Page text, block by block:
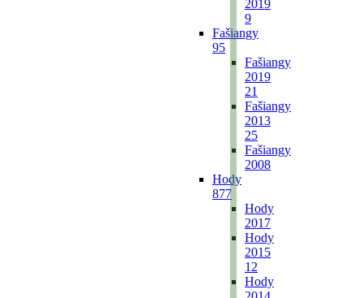
2019
9
Fašiangy
95
Fašiangy
2019
21
Fašiangy
2013
25
Fašiangy
2008
Hody
877
Hody
2017
Hody
2015
12
Hody